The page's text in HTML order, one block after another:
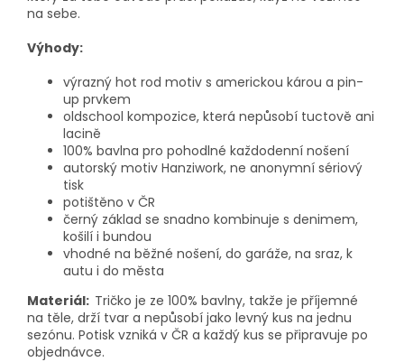
na sebe.
Výhody:
výrazný hot rod motiv s americkou károu a pin-
up prvkem
oldschool kompozice, která nepůsobí tuctově ani
lacině
100% bavlna pro pohodlné každodenní nošení
autorský motiv Hanziwork, ne anonymní sériový
tisk
potištěno v ČR
černý základ se snadno kombinuje s denimem,
košilí i bundou
vhodné na běžné nošení, do garáže, na sraz, k
autu i do města
Materiál: Tričko je ze 100% bavlny, takže je příjemné
na těle, drží tvar a nepůsobí jako levný kus na jednu
sezónu. Potisk vzniká v ČR a každý kus se připravuje po
objednávce.